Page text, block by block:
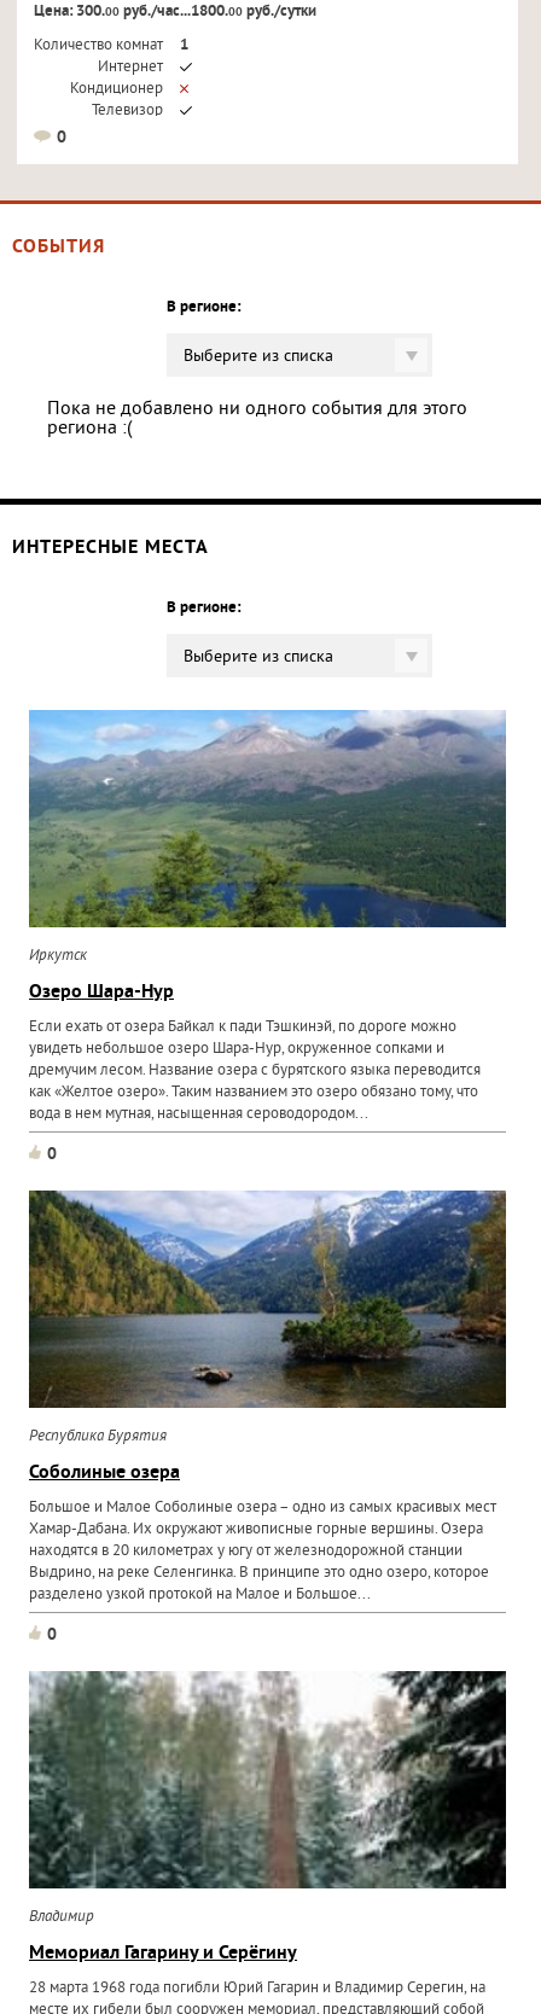
Цена: 300.00руб./час...1800.00руб./сутки
Количество комнат
1
Интернет
Кондиционер
Телевизор
0
СОБЫТИЯ
В регионе:
Выберите из списка
Пока не добавлено ни одного события для этого
региона :(
ИНТЕРЕСНЫЕ МЕСТА
В регионе:
Выберите из списка
Иркутск
Озеро Шара-Нур
Если ехать от озера Байкал к пади Тэшкинэй, по дороге можно
увидеть небольшое озеро Шара-Нур, окруженное сопками и
дремучим лесом. Название озера с бурятского языка переводится
как «Желтое озеро». Таким названием это озеро обязано тому, что
вода в нем мутная, насыщенная сероводородом...
0
Республика Бурятия
Соболиные озера
Большое и Малое Соболиные озера – одно из самых красивых мест
Хамар-Дабана. Их окружают живописные горные вершины. Озера
находятся в 20 километрах у югу от железнодорожной станции
Выдрино, на реке Селенгинка. В принципе это одно озеро, которое
разделено узкой протокой на Малое и Большое...
0
Владимир
Мемориал Гагарину и Серёгину
28 марта 1968 года погибли Юрий Гагарин и Владимир Серегин, на